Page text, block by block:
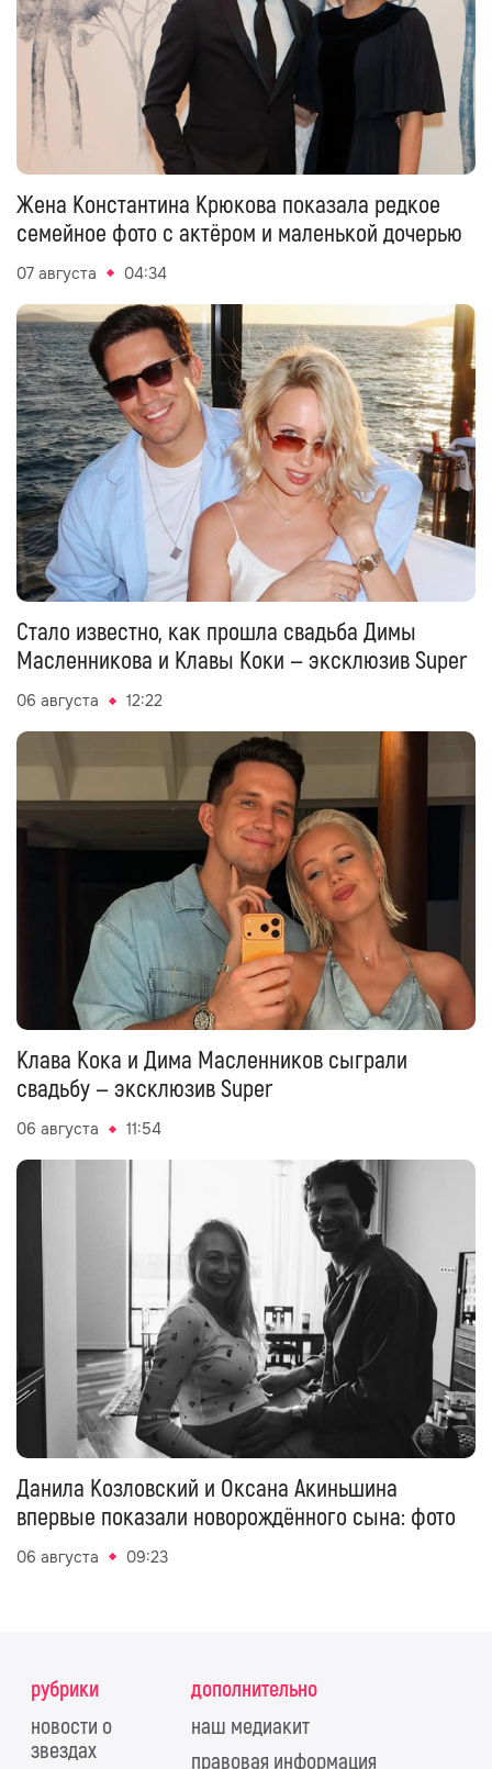
Жена Константина Крюкова показала редкое
семейное фото с актёром и маленькой дочерью
07 августа 04:34
Стало известно, как прошла свадьба Димы
Масленникова и Клавы Коки — эксклюзив Super
06 августа 12:22
Клава Кока и Дима Масленников сыграли
свадьбу — эксклюзив Super
06 августа 11:54
Данила Козловский и Оксана Акиньшина
впервые показали новорождённого сына: фото
06 августа 09:23
рубрики
новости о
звездах
дополнительно
наш медиакит
правовая информация